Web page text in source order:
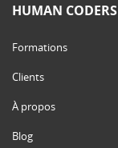
HUMAN CODERS
Formations
Clients
À propos
Blog